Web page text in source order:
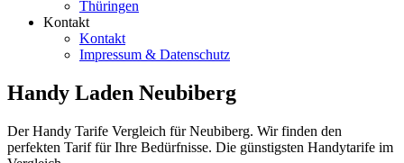
Thüringen
Kontakt
Kontakt
Impressum & Datenschutz
Handy Laden Neubiberg
Der Handy Tarife Vergleich für Neubiberg. Wir finden den
perfekten Tarif für Ihre Bedürfnisse. Die günstigsten Handytarife im